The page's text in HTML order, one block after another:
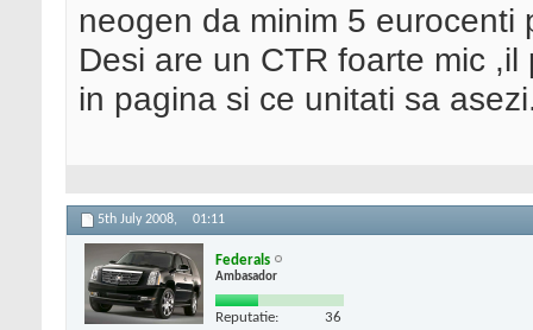
neogen da minim 5 eurocenti
Desi are un CTR foarte mic
in pagina si ce unitati sa
5th July 2008, 01:11
Federals
Ambasador
Reputatie: 36